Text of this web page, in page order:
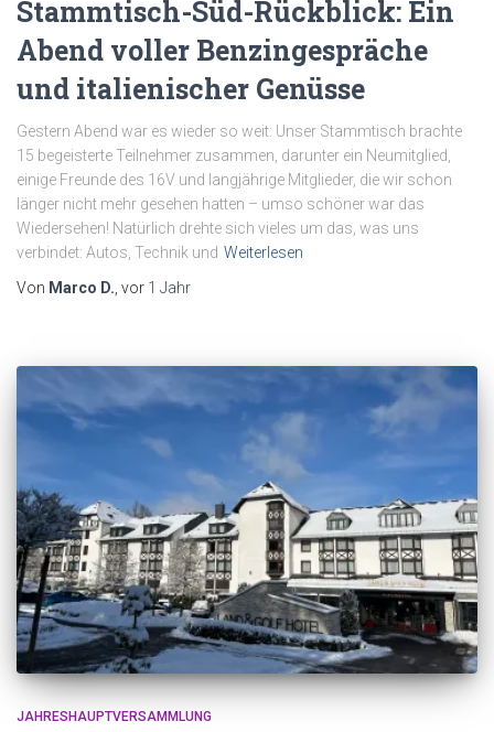
Stammtisch-Süd-Rückblick: Ein
Abend voller Benzingespräche
und italienischer Genüsse
Gestern Abend war es wieder so weit: Unser Stammtisch brachte
15 begeisterte Teilnehmer zusammen, darunter ein Neumitglied,
einige Freunde des 16V und langjährige Mitglieder, die wir schon
länger nicht mehr gesehen hatten – umso schöner war das
Wiedersehen! Natürlich drehte sich vieles um das, was uns
verbindet: Autos, Technik und Weiterlesen
Von Marco D. , vor 1 Jahr
JAHRESHAUPTVERSAMMLUNG